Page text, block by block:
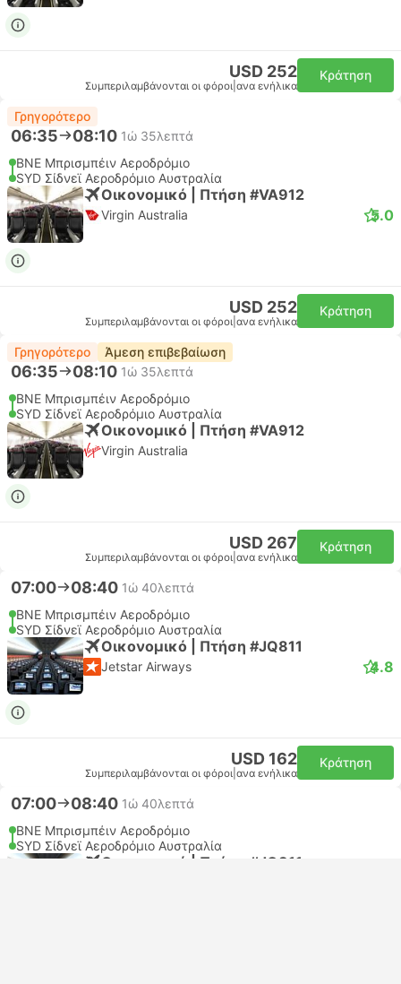
USD 252
Συμπεριλαμβάνονται οι φόροι ανα ενήλικα
Κράτηση
Γρηγορότερο
06:35 08:10 1ώ 35λεπτά
BNE Μπρισμπέιν Αεροδρόμιο
SYD Σίδνεϊ Αεροδρόμιο Αυστραλία
Οικονομικό | Πτήση #VA912
Virgin Australia 5.0
USD 252
Συμπεριλαμβάνονται οι φόροι ανα ενήλικα
Κράτηση
Γρηγορότερο Άμεση επιβεβαίωση
06:35 08:10 1ώ 35λεπτά
BNE Μπρισμπέιν Αεροδρόμιο
SYD Σίδνεϊ Αεροδρόμιο Αυστραλία
Οικονομικό | Πτήση #VA912
Virgin Australia
USD 267
Συμπεριλαμβάνονται οι φόροι ανα ενήλικα
Κράτηση
07:00 08:40 1ώ 40λεπτά
BNE Μπρισμπέιν Αεροδρόμιο
SYD Σίδνεϊ Αεροδρόμιο Αυστραλία
Οικονομικό | Πτήση #JQ811
Jetstar Airways 4.8
USD 162
Συμπεριλαμβάνονται οι φόροι ανα ενήλικα
Κράτηση
07:00 08:40 1ώ 40λεπτά
BNE Μπρισμπέιν Αεροδρόμιο
SYD Σίδνεϊ Αεροδρόμιο Αυστραλία
Οικονομικό | Πτήση #JQ811